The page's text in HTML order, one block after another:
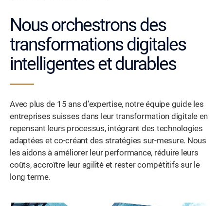
Nous orchestrons des
transformations digitales
intelligentes et durables
Avec plus de 15 ans d’expertise, notre équipe guide les
entreprises suisses dans leur transformation digitale en
repensant leurs processus, intégrant des technologies
adaptées et co-créant des stratégies sur-mesure. Nous
les aidons à améliorer leur performance, réduire leurs
coûts, accroître leur agilité et rester compétitifs sur le
long terme.